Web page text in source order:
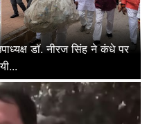
डॉ. नीरज सिंह ने कंधे पर